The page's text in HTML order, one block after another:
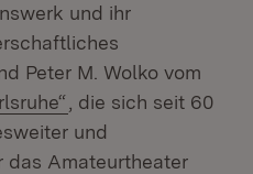
und ihr
Peter M. Wolko vom
(Öffnet in neuem
, die sich seit 60
und
das Amateurtheater